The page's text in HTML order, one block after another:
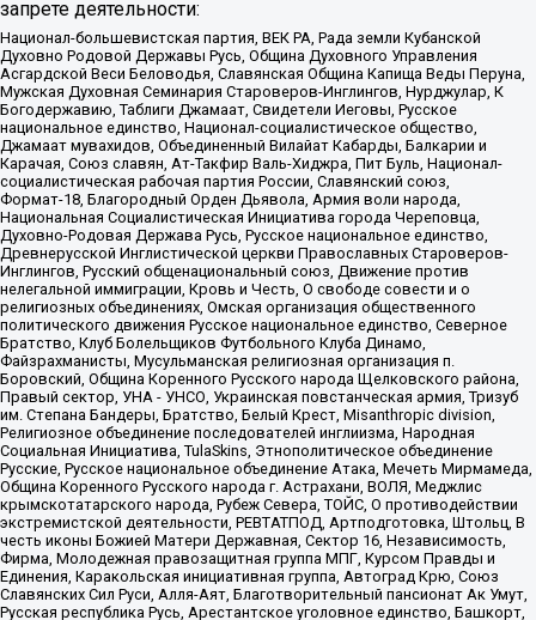
запрете деятельности:
Национал-большевистская партия, ВЕК РА, Рада земли Кубанской
Духовно Родовой Державы Русь, Община Духовного Управления
Асгардской Веси Беловодья, Славянская Община Капища Веды Перуна,
Мужская Духовная Семинария Староверов-Инглингов, Нурджулар, К
Богодержавию, Таблиги Джамаат, Свидетели Иеговы, Русское
национальное единство, Национал-социалистическое общество,
Джамаат мувахидов, Объединенный Вилайат Кабарды, Балкарии и
Карачая, Союз славян, Ат-Такфир Валь-Хиджра, Пит Буль, Национал-
социалистическая рабочая партия России, Славянский союз,
Формат-18, Благородный Орден Дьявола, Армия воли народа,
Национальная Социалистическая Инициатива города Череповца,
Духовно-Родовая Держава Русь, Русское национальное единство,
Древнерусской Инглистической церкви Православных Староверов-
Инглингов, Русский общенациональный союз, Движение против
нелегальной иммиграции, Кровь и Честь, О свободе совести и о
религиозных объединениях, Омская организация общественного
политического движения Русское национальное единство, Северное
Братство, Клуб Болельщиков Футбольного Клуба Динамо,
Файзрахманисты, Мусульманская религиозная организация п.
Боровский, Община Коренного Русского народа Щелковского района,
Правый сектор, УНА - УНСО, Украинская повстанческая армия, Тризуб
им. Степана Бандеры, Братство, Белый Крест, Misanthropic division,
Религиозное объединение последователей инглиизма, Народная
Социальная Инициатива, TulaSkins, Этнополитическое объединение
Русские, Русское национальное объединение Атака, Мечеть Мирмамеда,
Община Коренного Русского народа г. Астрахани, ВОЛЯ, Меджлис
крымскотатарского народа, Рубеж Севера, ТОЙС, О противодействии
экстремистской деятельности, РЕВТАТПОД, Артподготовка, Штольц, В
честь иконы Божией Матери Державная, Сектор 16, Независимость,
Фирма, Молодежная правозащитная группа МПГ, Курсом Правды и
Единения, Каракольская инициативная группа, Автоград Крю, Союз
Славянских Сил Руси, Алля-Аят, Благотворительный пансионат Ак Умут,
Русская республика Русь, Арестантское уголовное единство, Башкорт,